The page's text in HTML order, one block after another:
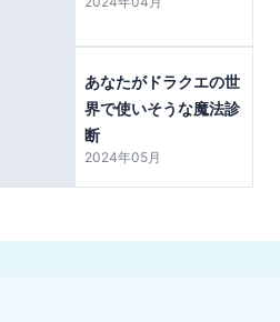
あなたがドラクエの世
界で使いそうな魔法診
断
2024年05月